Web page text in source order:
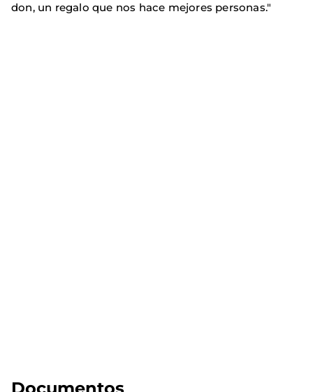
don, un regalo que nos hace mejores personas."